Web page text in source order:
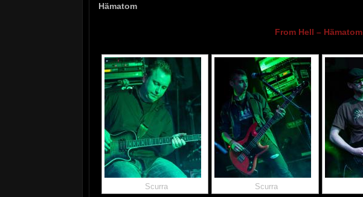
Hämatom
From Hell – Hämatom
Scurra Scurra